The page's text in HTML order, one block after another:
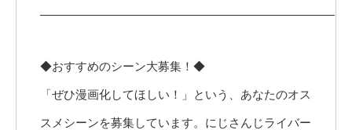
—————————————————————————
◆おすすめのシーン大募集！◆
「ぜひ漫画化してほしい！」という、あなたのオス
スメシーンを募集しています。にじさんじライバー